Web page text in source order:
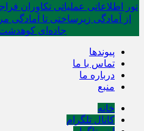
تور اطلاعاتی عملیاتی تکاوران
از آمادگی زیرساختی تا آمادگی
جاده‌ای کوهدشت
پیوندها
تماس با ما
درباره ما
منبع
خانه
کانال تلگرام